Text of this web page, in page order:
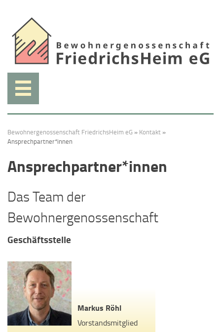
Weiter
zum
Inhalt.
Bewohnergenossenschaft FriedrichsHeim eG » Kontakt »
Ansprechpartner*innen
Ansprechpartner*innen
Das Team der
Bewohnergenossenschaft
Geschäftsstelle
Markus Röhl
Vorstandsmitglied